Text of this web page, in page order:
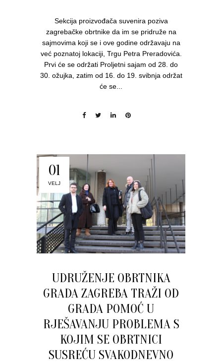
Sekcija proizvođača suvenira poziva
zagrebačke obrtnike da im se pridruže na
sajmovima koji se i ove godine održavaju na
već poznatoj lokaciji, Trgu Petra Preradovića.
Prvi će se održati Proljetni sajam od 28. do
30. ožujka, zatim od 16. do 19. svibnja održat
će se...
01
VELJ
UDRUŽENJE OBRTNIKA
GRADA ZAGREBA TRAŽI OD
GRADA POMOĆ U
RJEŠAVANJU PROBLEMA S
KOJIM SE OBRTNICI
SUSREĆU SVAKODNEVNO